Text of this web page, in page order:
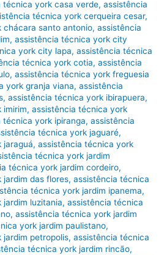
técnica york casa verde,assistência
técnica york cerqueira cesar,
chácara santo antonio,assistência
,assistência técnica york city
york city lapa,assistência técnica
técnica york cotia,assistência
,assistência técnica york freguesia
york granja viana,assistência
,assistência técnica york ibirapuera,
imirim,assistência técnica york
técnica york ipiranga,assistência
técnica york jaguaré,
jaraguá,assistência técnica york
técnica york jardim
técnica york jardim cordeiro,
das flores,assistência técnica
técnica york jardim ipanema,
luzitania,assistência técnica
,assistência técnica york jardim
york jardim paulistano,
petropolis,assistência técnica
técnica york jardim rincão,